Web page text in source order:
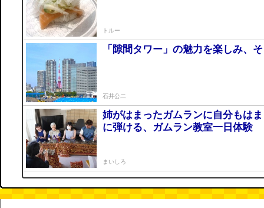
トルー
「隙間タワー」の魅力を楽しみ、
石井公二
姉がはまったガムランに自分もは
に弾ける、ガムラン教室一日体験
まいしろ